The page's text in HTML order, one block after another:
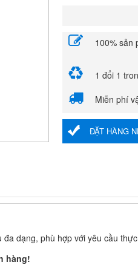
100% sản
1 đổi 1
Miễn phí
ĐẶT HÀNG
đa dạng, phù hợp với yêu cầu
hàng!